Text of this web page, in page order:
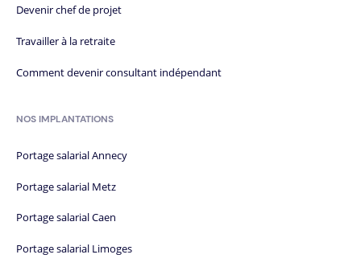
Devenir chef de projet
Travailler à la retraite
Comment devenir consultant indépendant
NOS IMPLANTATIONS
Portage salarial Annecy
Portage salarial Metz
Portage salarial Caen
Portage salarial Limoges